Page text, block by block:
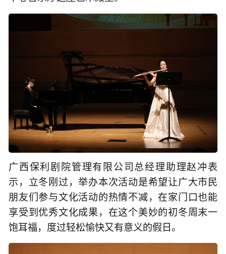
广西保利剧院管理有限公司总经理助理赵冲表
示，立冬刚过，举办本次活动是希望让广大市民
朋友们参与文化活动的热情不减，在家门口也能
享受到优秀文化成果，在这个美妙的初冬周末一
饱耳福，度过轻松愉快又有意义的假日。